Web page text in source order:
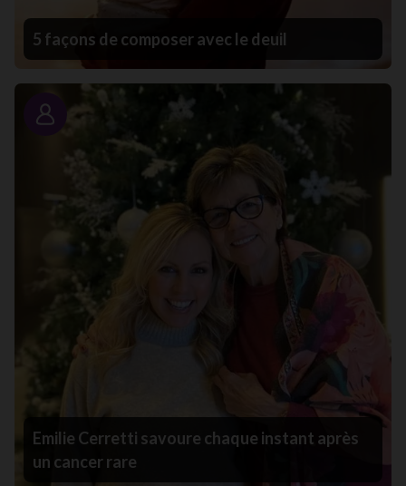
5 façons de composer avec le deuil
Portrait
Emilie Cerretti savoure chaque instant après
un cancer rare